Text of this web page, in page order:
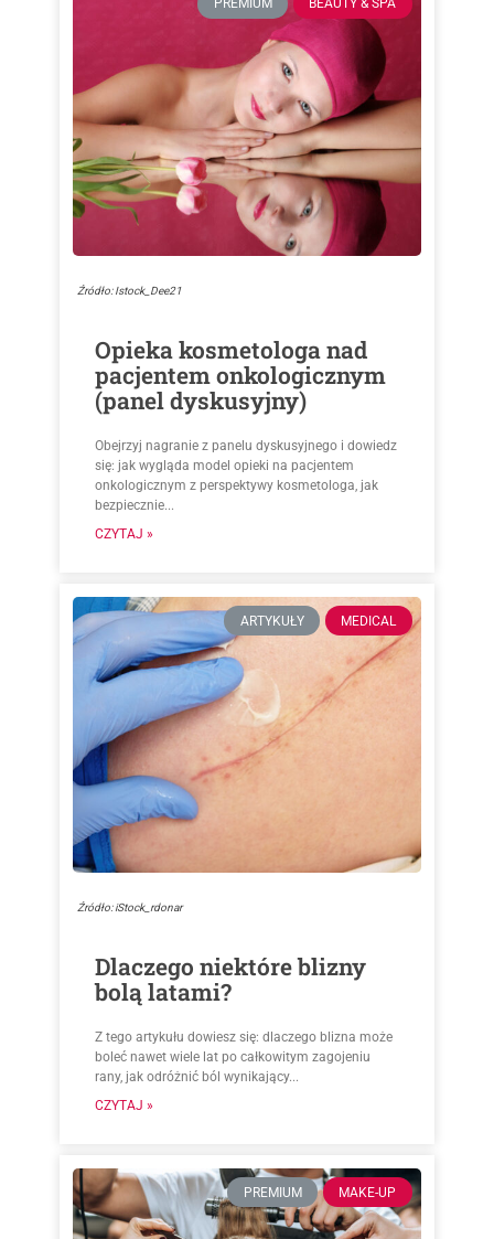
PREMIUM BEAUTY & SPA
Źródło: Istock_Dee21
Opieka kosmetologa nad
pacjentem onkologicznym
(panel dyskusyjny)
Obejrzyj nagranie z panelu dyskusyjnego i dowiedz
się: jak wygląda model opieki na pacjentem
onkologicznym z perspektywy kosmetologa, jak
bezpiecznie...
CZYTAJ »
ARTYKUŁY MEDICAL
Źródło: iStock_rdonar
Dlaczego niektóre blizny
bolą latami?
Z tego artykułu dowiesz się: dlaczego blizna może
boleć nawet wiele lat po całkowitym zagojeniu
rany, jak odróżnić ból wynikający...
CZYTAJ »
PREMIUM MAKE-UP